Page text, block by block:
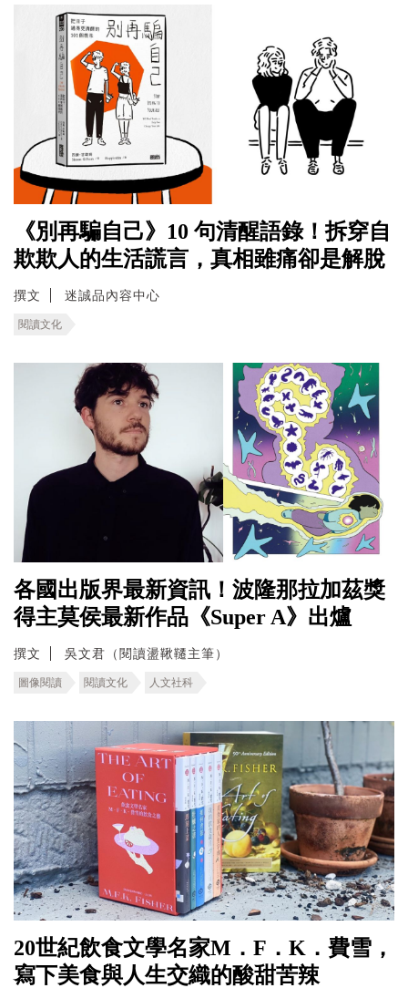
《別再騙自己》10 句清醒語錄！拆穿自
欺欺人的生活謊言，真相雖痛卻是解脫
撰文 迷誠品內容中心
閱讀文化
各國出版界最新資訊！波隆那拉加茲獎
得主莫侯最新作品《Super A》出爐
撰文 吳文君（閱讀盪鞦韆主筆）
圖像閱讀 閱讀文化 人文社科
20世紀飲食文學名家M．F．K．費雪，
寫下美食與人生交織的酸甜苦辣